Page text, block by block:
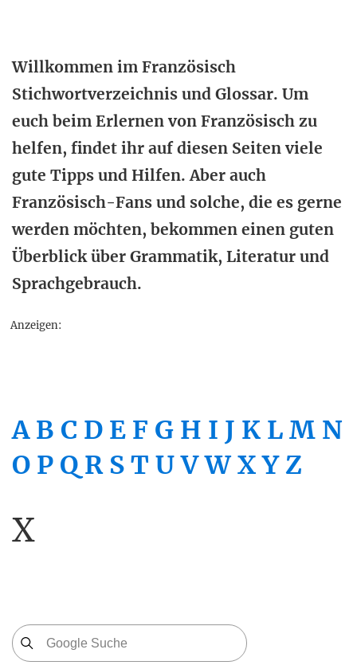
Willkommen im Französisch
Stichwortverzeichnis und Glossar. Um
euch beim Erlernen von Französisch zu
helfen, findet ihr auf diesen Seiten viele
gute Tipps und Hilfen. Aber auch
Französisch-Fans und solche, die es gerne
werden möchten, bekommen einen guten
Überblick über Grammatik, Literatur und
Sprachgebrauch.
Anzeigen:
A B C D E F G H I J K L M N
O P Q R S T U V W X Y Z
X